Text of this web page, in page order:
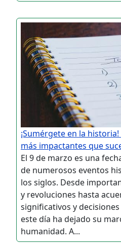
¡Sumérgete en la
más impactantes que
El 9 de marzo es una
de numerosos eventos
los siglos. Desde
y revoluciones hasta
significativos y
este día ha dejado su
humanidad. A...